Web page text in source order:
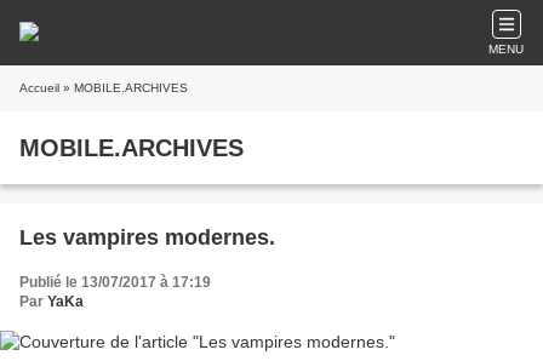
MENU
Accueil » MOBILE.ARCHIVES
MOBILE.ARCHIVES
Les vampires modernes.
Publié le 13/07/2017 à 17:19
Par YaKa